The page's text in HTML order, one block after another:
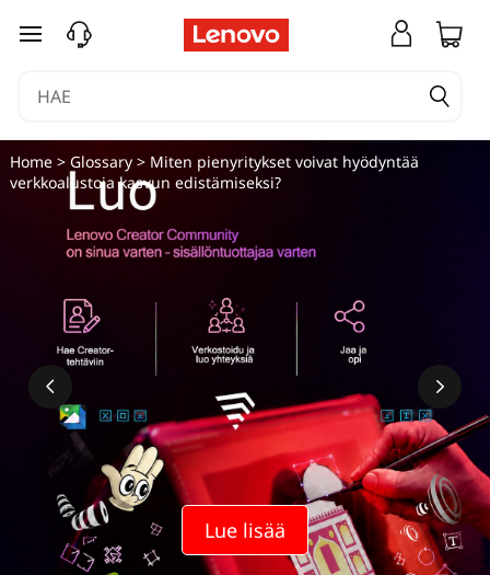
siirry pääsisältöön
Lue lisää
Home> Glossary> Miten pienyritykset voivat hyödyntää
verkkoalustoja kasvun edistämiseksi?